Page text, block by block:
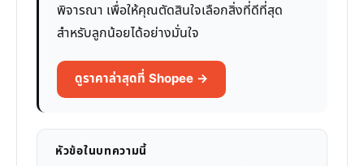
พิจารณา เพื่อให้คุณตัดสินใจเลือกสิ่งที่ดีที่สุด
สำหรับลูกน้อยได้อย่างมั่นใจ
ดูราคาล่าสุดที่ Shopee →
หัวข้อในบทความนี้